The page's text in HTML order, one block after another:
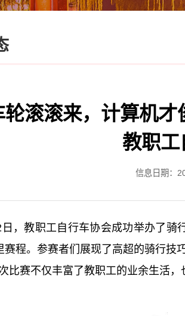
轮滚滚来，计算机
教职工
信息日期：
，教职工自行车协会成功举办了骑
赛程。参赛者们展现了高超的骑行技
比赛不仅丰富了教职工的业余生活，